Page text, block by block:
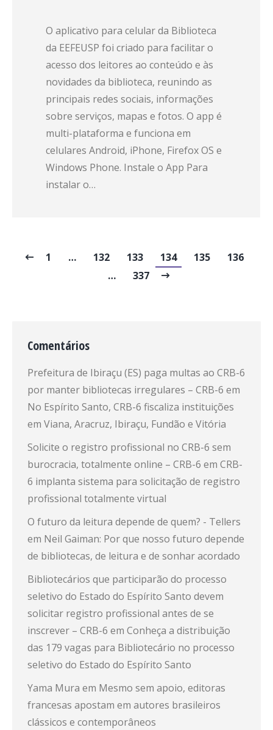
O aplicativo para celular da Biblioteca
da EEFEUSP foi criado para facilitar o
acesso dos leitores ao conteúdo e às
novidades da biblioteca, reunindo as
principais redes sociais, informações
sobre serviços, mapas e fotos. O app é
multi-plataforma e funciona em
celulares Android, iPhone, Firefox OS e
Windows Phone. Instale o App Para
instalar o…
1 … 132 133 134 135
136
…
337
Comentários
Prefeitura de Ibiraçu (ES) paga multas ao CRB-6
por manter bibliotecas irregulares – CRB-6 em
No Espírito Santo, CRB-6 fiscaliza instituições
em Viana, Aracruz, Ibiraçu, Fundão e Vitória
Solicite o registro profissional no CRB-6 sem
burocracia, totalmente online – CRB-6 em CRB-
6 implanta sistema para solicitação de registro
profissional totalmente virtual
O futuro da leitura depende de quem? - Tellers
em Neil Gaiman: Por que nosso futuro depende
de bibliotecas, de leitura e de sonhar acordado
Bibliotecários que participarão do processo
seletivo do Estado do Espírito Santo devem
solicitar registro profissional antes de se
inscrever – CRB-6 em Conheça a distribuição
das 179 vagas para Bibliotecário no processo
seletivo do Estado do Espírito Santo
Yama Mura em Mesmo sem apoio, editoras
francesas apostam em autores brasileiros
clássicos e contemporâneos